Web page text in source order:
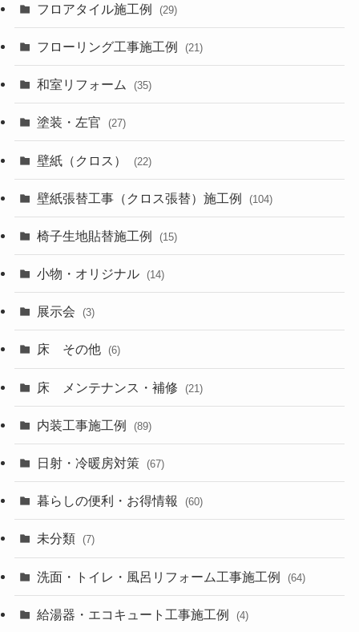
フロアタイル施工例 (29)
フローリング工事施工例 (21)
和室リフォーム (35)
塗装・左官 (27)
壁紙（クロス） (22)
壁紙張替工事（クロス張替）施工例 (104)
椅子生地貼替施工例 (15)
小物・オリジナル (14)
展示会 (3)
床 その他 (6)
床 メンテナンス・補修 (21)
内装工事施工例 (89)
日射・冷暖房対策 (67)
暮らしの便利・お得情報 (60)
未分類 (7)
洗面・トイレ・風呂リフォーム工事施工例 (64)
給湯器・エコキュート工事施工例 (4)